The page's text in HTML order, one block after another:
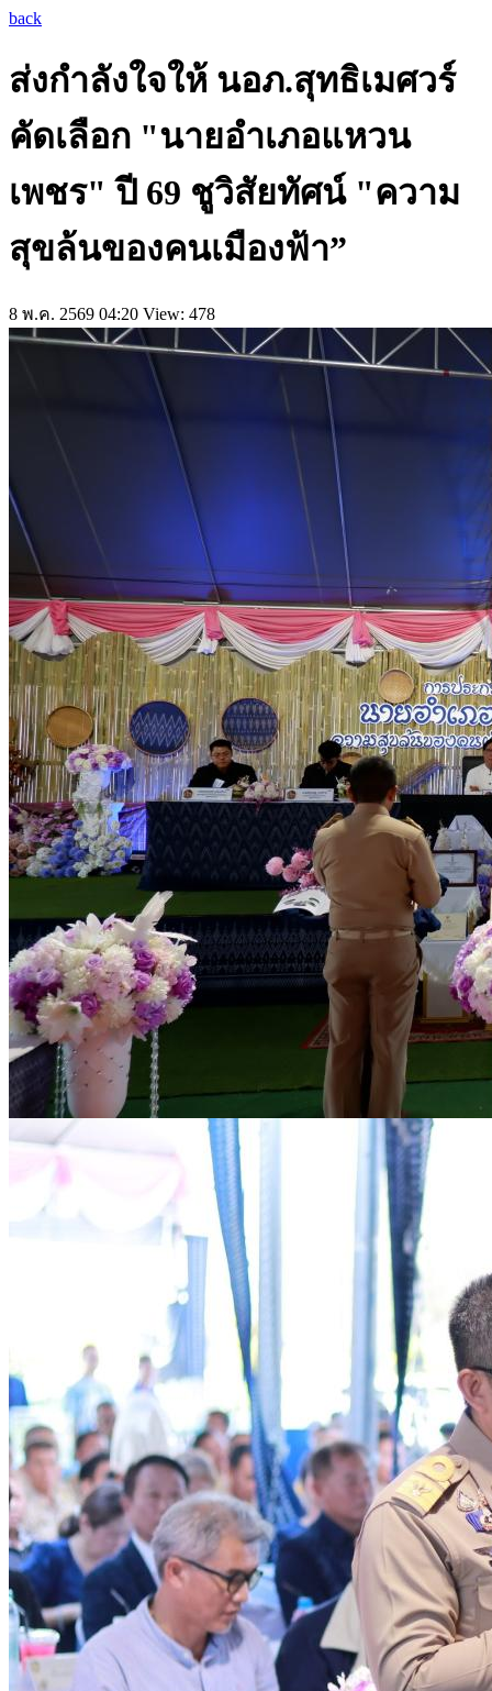
back
ส่งกำลังใจให้ นอภ.สุทธิเมศวร์
คัดเลือก "นายอำเภอแหวน
เพชร" ปี 69 ชูวิสัยทัศน์ "ความ
สุขล้นของคนเมืองฟ้า”
8 พ.ค. 2569 04:20 View: 478